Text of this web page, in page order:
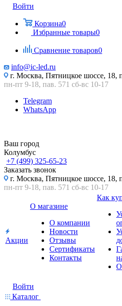
Войти
Корзина0
Избранные товары0
Сравнение товаров0
info@ic-led.ru
г. Москва, Пятницкое шоссе, 18,
пн-пт 9-18, пав. 571 сб-вс 10-17
Telegram
WhatsApp
Ваш город
Колумбус
+7 (499) 325-65-23
Заказать звонок
г. Москва, Пятницкое шоссе, 18,
пн-пт 9-18, пав. 571 сб-вс 10-17
Акции
О магазине
О компании
Новости
Отзывы
Сертификаты
Контакты
Как
Войти
Каталог